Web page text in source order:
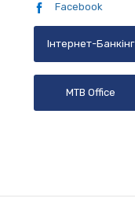
Facebook
Інтернет-Банкінг
MTB Office